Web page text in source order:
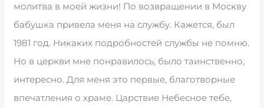
молитва в моей жизни! По возвращении в Москву
бабушка привела меня на службу. Кажется, был
1981 год. Никаких подробностей службы не помню.
Но в церкви мне понравилось, было таинственно,
интересно. Для меня это первые, благотворные
впечатления о храме. Царствие Небесное тебе,